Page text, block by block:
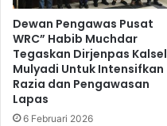
Dewan Pengawas Pusat
WRC” Habib Muchdar
Tegaskan Dirjenpas Kalsel
Mulyadi Untuk Intensifkan
Razia dan Pengawasan
Lapas
6 Februari 2026